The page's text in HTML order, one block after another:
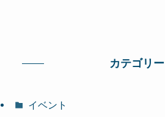
カテゴリー
イベント